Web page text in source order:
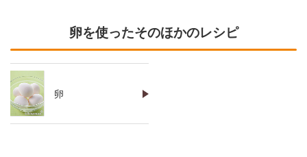
卵を使ったそのほかのレシピ
卵